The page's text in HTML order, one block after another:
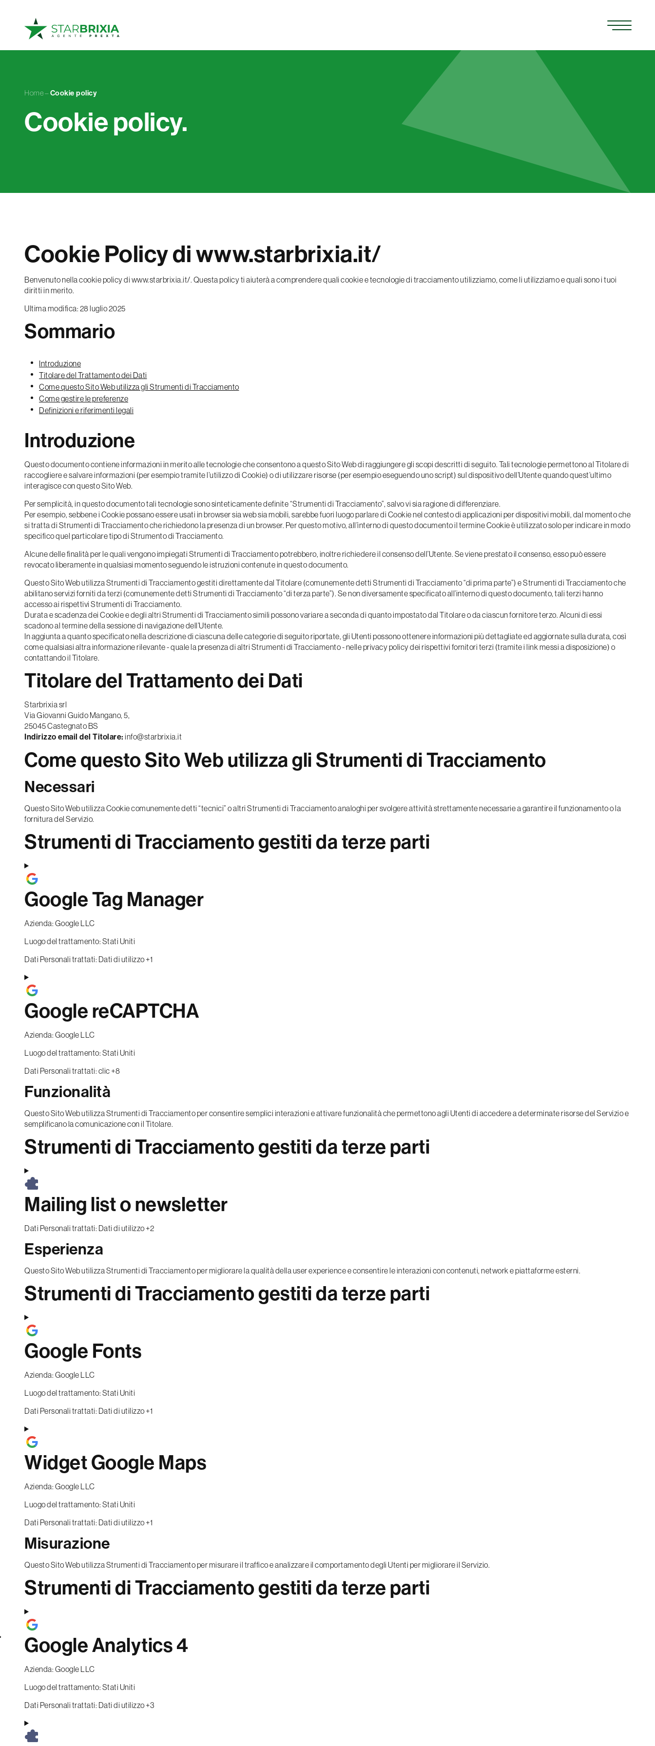
Home–Cookie policy
Cookie policy.
Cookie Policy di www.starbrixia.it/
Benvenuto nella cookie policy di www.starbrixia.it/. Questa policy ti aiuterà a comprendere quali cookie e tecnologie di tracciamento utilizziamo, come li utilizziamo e quali sono i tuoi
diritti in merito.
Ultima modifica: 28 luglio 2025
Sommario
Introduzione
Titolare del Trattamento dei Dati
Come questo Sito Web utilizza gli Strumenti di Tracciamento
Come gestire le preferenze
Definizioni e riferimenti legali
Introduzione
Questo documento contiene informazioni in merito alle tecnologie che consentono a questo Sito Web di raggiungere gli scopi descritti di seguito. Tali tecnologie permettono al Titolare di
raccogliere e salvare informazioni (per esempio tramite l’utilizzo di Cookie) o di utilizzare risorse (per esempio eseguendo uno script) sul dispositivo dell’Utente quando quest’ultimo
interagisce con questo Sito Web.
Per semplicità, in questo documento tali tecnologie sono sinteticamente definite “Strumenti di Tracciamento”, salvo vi sia ragione di differenziare.
Per esempio, sebbene i Cookie possano essere usati in browser sia web sia mobili, sarebbe fuori luogo parlare di Cookie nel contesto di applicazioni per dispositivi mobili, dal momento che
si tratta di Strumenti di Tracciamento che richiedono la presenza di un browser. Per questo motivo, all’interno di questo documento il termine Cookie è utilizzato solo per indicare in modo
specifico quel particolare tipo di Strumento di Tracciamento.
Alcune delle finalità per le quali vengono impiegati Strumenti di Tracciamento potrebbero, inoltre richiedere il consenso dell’Utente. Se viene prestato il consenso, esso può essere
revocato liberamente in qualsiasi momento seguendo le istruzioni contenute in questo documento.
Questo Sito Web utilizza Strumenti di Tracciamento gestiti direttamente dal Titolare (comunemente detti Strumenti di Tracciamento “di prima parte”) e Strumenti di Tracciamento che
abilitano servizi forniti da terzi (comunemente detti Strumenti di Tracciamento “di terza parte”). Se non diversamente specificato all’interno di questo documento, tali terzi hanno
accesso ai rispettivi Strumenti di Tracciamento.
Durata e scadenza dei Cookie e degli altri Strumenti di Tracciamento simili possono variare a seconda di quanto impostato dal Titolare o da ciascun fornitore terzo. Alcuni di essi
scadono al termine della sessione di navigazione dell’Utente.
In aggiunta a quanto specificato nella descrizione di ciascuna delle categorie di seguito riportate, gli Utenti possono ottenere informazioni più dettagliate ed aggiornate sulla durata, così
come qualsiasi altra informazione rilevante - quale la presenza di altri Strumenti di Tracciamento - nelle privacy policy dei rispettivi fornitori terzi (tramite i link messi a disposizione) o
contattando il Titolare.
Titolare del Trattamento dei Dati
Starbrixia srl
Via Giovanni Guido Mangano, 5,
25045 Castegnato BS
Indirizzo email del Titolare: info@starbrixia.it
Come questo Sito Web utilizza gli Strumenti di Tracciamento
Necessari
Questo Sito Web utilizza Cookie comunemente detti “tecnici” o altri Strumenti di Tracciamento analoghi per svolgere attività strettamente necessarie a garantire il funzionamento o la
fornitura del Servizio.
Strumenti di Tracciamento gestiti da terze parti
Google Tag Manager
Azienda: Google LLC
Luogo del trattamento: Stati Uniti
Dati Personali trattati: Dati di utilizzo +1
Google reCAPTCHA
Azienda: Google LLC
Luogo del trattamento: Stati Uniti
Dati Personali trattati: clic +8
Funzionalità
Questo Sito Web utilizza Strumenti di Tracciamento per consentire semplici interazioni e attivare funzionalità che permettono agli Utenti di accedere a determinate risorse del Servizio e
semplificano la comunicazione con il Titolare.
Strumenti di Tracciamento gestiti da terze parti
Mailing list o newsletter
Dati Personali trattati: Dati di utilizzo +2
Esperienza
Questo Sito Web utilizza Strumenti di Tracciamento per migliorare la qualità della user experience e consentire le interazioni con contenuti, network e piattaforme esterni.
Strumenti di Tracciamento gestiti da terze parti
Google Fonts
Azienda: Google LLC
Luogo del trattamento: Stati Uniti
Dati Personali trattati: Dati di utilizzo +1
Widget Google Maps
Azienda: Google LLC
Luogo del trattamento: Stati Uniti
Dati Personali trattati: Dati di utilizzo +1
Misurazione
Questo Sito Web utilizza Strumenti di Tracciamento per misurare il traffico e analizzare il comportamento degli Utenti per migliorare il Servizio.
Strumenti di Tracciamento gestiti da terze parti
Google Analytics 4
Azienda: Google LLC
Luogo del trattamento: Stati Uniti
Dati Personali trattati: Dati di utilizzo +3